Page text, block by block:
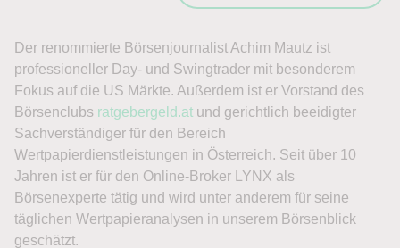
Der renommierte Börsenjournalist Achim Mautz ist
professioneller Day- und Swingtrader mit besonderem
Fokus auf die US Märkte. Außerdem ist er Vorstand des
Börsenclubs ratgebergeld.at und gerichtlich beeidigter
Sachverständiger für den Bereich
Wertpapierdienstleistungen in Österreich. Seit über 10
Jahren ist er für den Online-Broker LYNX als
Börsenexperte tätig und wird unter anderem für seine
täglichen Wertpapieranalysen in unserem Börsenblick
geschätzt.